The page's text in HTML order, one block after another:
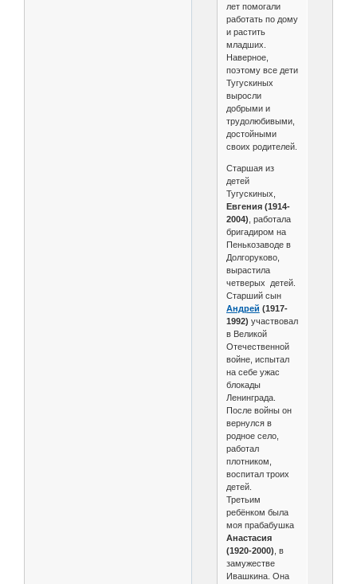
лет помогали
работать по дому
и растить
младших.
Наверное,
поэтому все дети
Тугускиных
выросли
добрыми и
трудолюбивыми,
достойными
своих родителей.
Старшая из
детей
Тугускиных,
Евгения (1914-
2004) , работала
бригадиром на
Пенькозаводе в
Долгоруково,
вырастила
четверых детей.
Старший сын
Андрей (1917-
1992) участвовал
в Великой
Отечественной
войне, испытал
на себе ужас
блокады
Ленинграда.
После войны он
вернулся в
родное село,
работал
плотником,
воспитал троих
детей.
Третьим
ребёнком была
моя прабабушка
Анастасия
(1920-2000) , в
замужестве
Ивашкина. Она